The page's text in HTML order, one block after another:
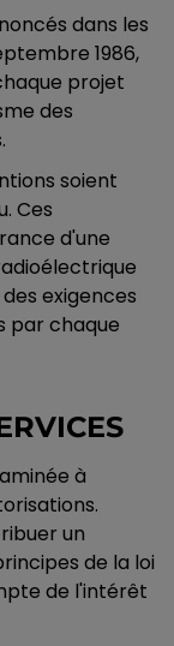
dans les
1986,
projet
des
soient
Ces
d'une
exigences
par chaque
à
un
de la loi
de l'intérêt